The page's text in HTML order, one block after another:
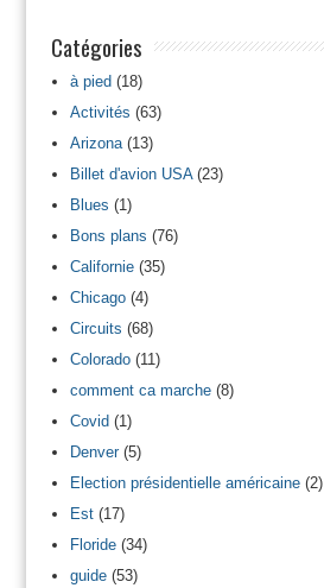
Catégories
à pied(18)
Activités (63)
Arizona(13)
Billet d'avion USA(23)
Blues (1)
Bons plans (76)
Californie(35)
Chicago(4)
Circuits (68)
Colorado(11)
comment ca marche(8)
Covid(1)
Denver(5)
Election présidentielle américaine(2)
Est(17)
Floride(34)
guide(53)